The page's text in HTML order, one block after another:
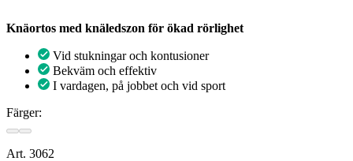
Knäortos med knäledszon för ökad rörlighet
Vid stukningar och kontusioner
Bekväm och effektiv
I vardagen, på jobbet och vid sport
Färger:
Art. 3062